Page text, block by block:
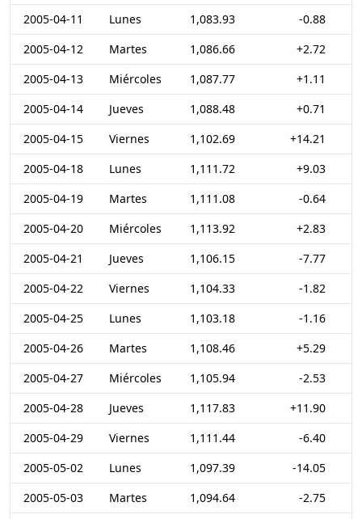
2005-04-11
Lunes 1,083.93
-0.88
2005-04-12
Martes 1,086.66
+2.72
2005-04-13
Miércoles 1,087.77
+1.11
2005-04-14
Jueves 1,088.48
+0.71
2005-04-15
Viernes 1,102.69
+14.21
2005-04-18
Lunes 1,111.72
+9.03
2005-04-19
Martes 1,111.08
-0.64
2005-04-20
Miércoles 1,113.92
+2.83
2005-04-21
Jueves 1,106.15
-7.77
2005-04-22
Viernes 1,104.33
-1.82
2005-04-25
Lunes 1,103.18
-1.16
2005-04-26
Martes 1,108.46
+5.29
2005-04-27
Miércoles 1,105.94
-2.53
2005-04-28
Jueves 1,117.83
+11.90
2005-04-29
Viernes 1,111.44
-6.40
2005-05-02
Lunes 1,097.39
-14.05
2005-05-03
Martes 1,094.64
-2.75